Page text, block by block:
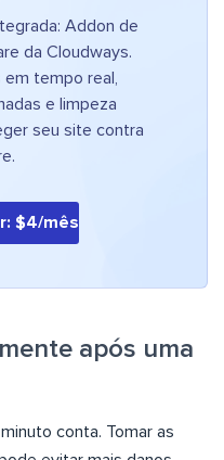
Addon de
da Cloudways.
em tempo real,
e limpeza
seu site contra
$4/mês
após uma
conta. Tomar as